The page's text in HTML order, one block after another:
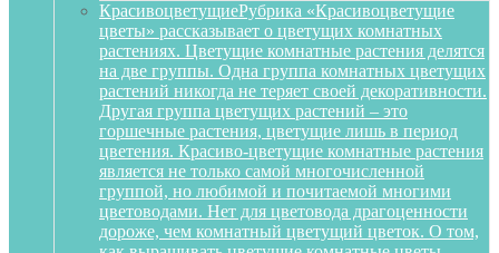
КрасивоцветущиеРубрика «Красивоцветущие
цветы» рассказывает о цветущих комнатных
растениях. Цветущие комнатные растения делятся
на две группы. Одна группа комнатных цветущих
растений никогда не теряет своей декоративности.
Другая группа цветущих растений – это
горшечные растения, цветущие лишь в период
цветения. Красиво-цветущие комнатные растения
является не только самой многочисленной
группой, но любимой и почитаемой многими
цветоводами. Нет для цветовода драгоценности
дороже, чем комнатный цветущий цветок. О том,